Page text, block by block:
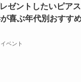
ゼントしたいピアス
喜ぶ年代別おすす
イベント